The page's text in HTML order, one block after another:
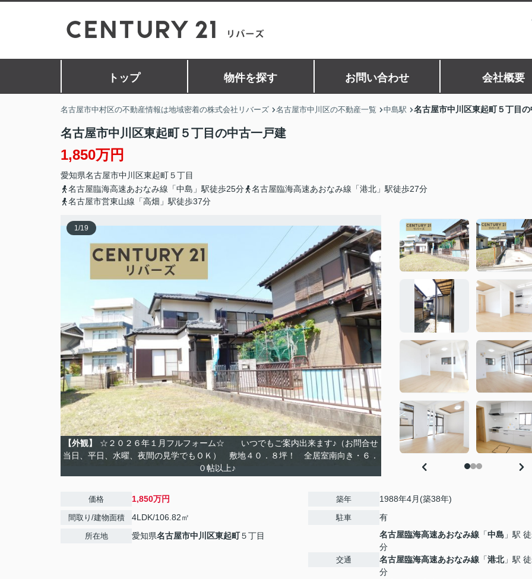
トップ 物件を探す お問い合わせ 会社概要
名古屋市中村区の不動産情報は地域密着の株式会社リバーズ 名古屋市中川区の不動産一覧 中島駅 名古屋市中川区東起町５丁目
名古屋市中川区東起町５丁目の中古一戸建
1,850万円
愛知県名古屋市中川区東起町５丁目
名古屋臨海高速あおなみ線「中島」駅徒歩25分
名古屋臨海高速あおなみ線「港北」駅徒歩27分
名古屋市営東山線「高畑」駅徒歩37分
1/19
【外観】
☆２０２６年１月フルフォーム☆ いつでもご案内出来ます♪（お問合せ
当日、平日、水曜、夜間の見学でもＯＫ） 敷地４０．８坪！ 全居室南向き・６．
０帖以上♪
価格 1,850万円
間取り/建物面積 4LDK/106.82㎡
所在地 愛知県名古屋市中川区東起町５丁目
築年 1988年4月(築38年)
駐車 有
交通
名古屋臨海高速あおなみ線 「中島 」駅
分
名古屋臨海高速あおなみ線 「港北」駅
分